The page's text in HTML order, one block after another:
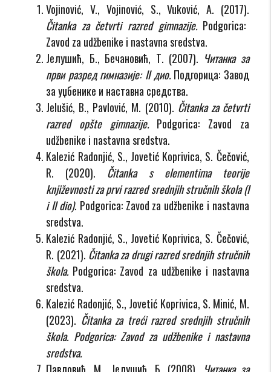
Vojinović, V., Vojinović, S., Vuković, A. (2017).
Čitanka za četvrti razred gimnazije. Podgorica:
Zavod za udžbenike i nastavna sredstva.
Јелушић, Б., Бечановић, Т. (2007). Читанка за
први разред гимназије: II дио.Подгорица: Завод
за уџбенике и наставна средства.
Jelušić, B., Pavlović, M. (2010). Čitanka za četvrti
razred opšte gimnazije. Podgorica: Zavod za
udžbenike i nastavna sredstva.
Kalezić Radonjić, S., Jovetić Koprivica, S. Čečović,
R. (2020). Čitanka s elementima teorije
književnosti za prvi razred srednjih stručnih škola (I
i II dio). Podgorica: Zavod za udžbenike i nastavna
sredstva.
Kalezić Radonjić, S., Jovetić Koprivica, S. Čečović,
R. (2021). Čitanka za drugi razred srednjih stručnih
škola. Podgorica: Zavod za udžbenike i nastavna
sredstva.
Kalezić Radonjić, S., Jovetić Koprivica, S. Minić, M.
(2023). Čitanka za treći razred srednjih stručnih
škola. Podgorica: Zavod za udžbenike i nastavna
sredstva.
Павловић, М., Јелушић, Б. (2008). Читанка за